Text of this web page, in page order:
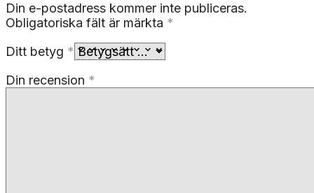
Din e-postadress kommer inte publiceras.
Obligatoriska fält är märkta *
Ditt betyg *
Din recension *